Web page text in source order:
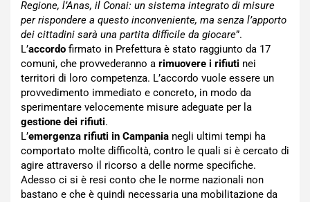
Regione, l’Anas, il Conai: un sistema integrato di misure
per rispondere a questo inconveniente, ma senza l’apporto
dei cittadini sarà una partita difficile da giocare”.
L’accordo firmato in Prefettura è stato raggiunto da 17
comuni, che provvederanno a rimuovere i rifiuti nei
territori di loro competenza. L’accordo vuole essere un
provvedimento immediato e concreto, in modo da
sperimentare velocemente misure adeguate per la
gestione dei rifiuti.
L’emergenza rifiuti in Campania negli ultimi tempi ha
comportato molte difficoltà, contro le quali si è cercato di
agire attraverso il ricorso a delle norme specifiche.
Adesso ci si è resi conto che le norme nazionali non
bastano e che è quindi necessaria una mobilitazione da